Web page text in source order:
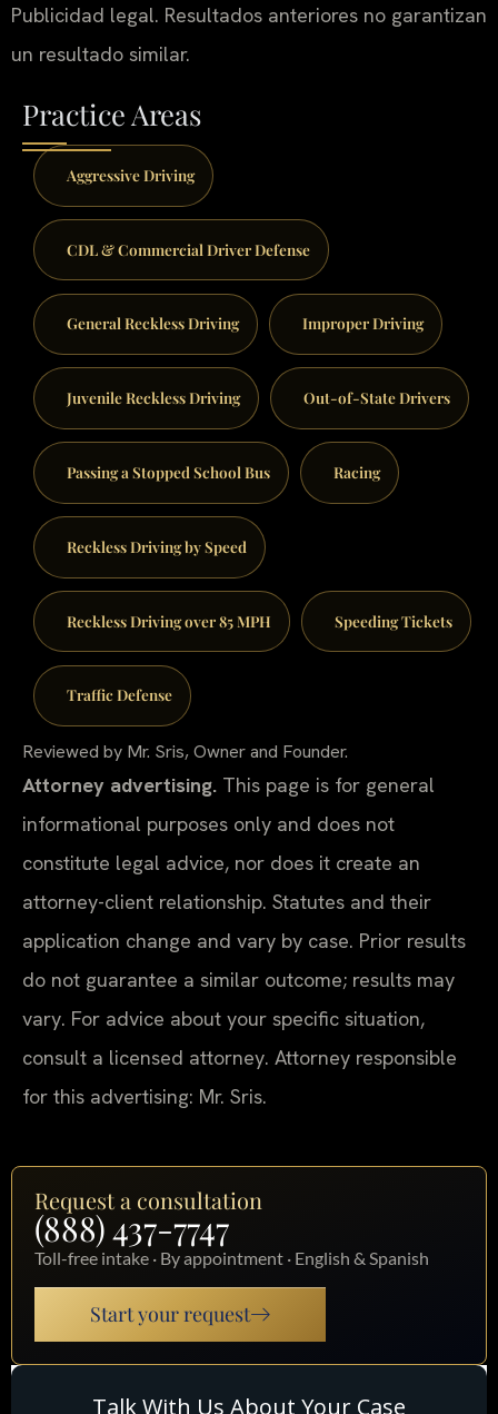
Publicidad legal. Resultados anteriores no garantizan
un resultado similar.
Practice Areas
Aggressive Driving
CDL & Commercial Driver Defense
General Reckless Driving Improper Driving
Juvenile Reckless Driving Out-of-State Drivers
Passing a Stopped School Bus Racing
Reckless Driving by Speed
Reckless Driving over 85 MPH Speeding Tickets
Traffic Defense
Reviewed by Mr. Sris, Owner and Founder.
Attorney advertising. This page is for general
informational purposes only and does not
constitute legal advice, nor does it create an
attorney-client relationship. Statutes and their
application change and vary by case. Prior results
do not guarantee a similar outcome; results may
vary. For advice about your specific situation,
consult a licensed attorney. Attorney responsible
for this advertising: Mr. Sris.
Request a consultation
(888) 437-7747
Toll-free intake · By appointment · English & Spanish
Start your request